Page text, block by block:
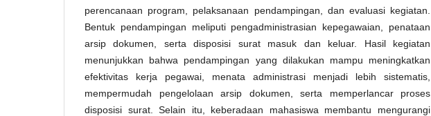
perencanaan program, pelaksanaan pendampingan, dan evaluasi kegiatan.
Bentuk pendampingan meliputi pengadministrasian kepegawaian, penataan
arsip dokumen, serta disposisi surat masuk dan keluar. Hasil kegiatan
menunjukkan bahwa pendampingan yang dilakukan mampu meningkatkan
efektivitas kerja pegawai, menata administrasi menjadi lebih sistematis,
mempermudah pengelolaan arsip dokumen, serta memperlancar proses
disposisi surat. Selain itu, keberadaan mahasiswa membantu mengurangi